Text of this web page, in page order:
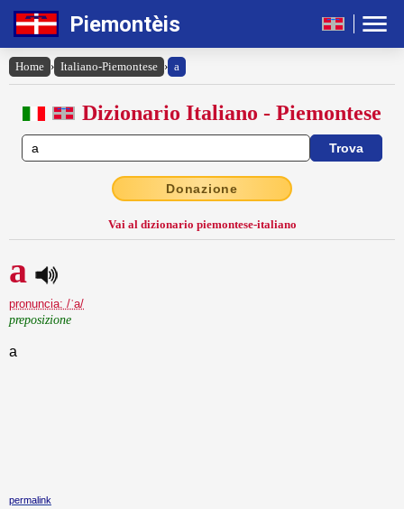
Piemontèis
Home › Italiano-Piemontese › a
Dizionario Italiano - Piemontese
Donazione
Vai al dizionario piemontese-italiano
a
pronuncia: /ˈa/
preposizione
a
permalink